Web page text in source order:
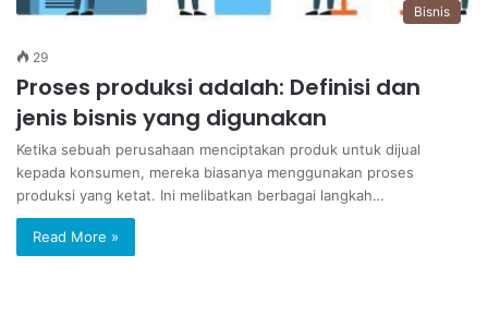
Bisnis
29
Proses produksi adalah: Definisi dan
jenis bisnis yang digunakan
Ketika sebuah perusahaan menciptakan produk untuk dijual
kepada konsumen, mereka biasanya menggunakan proses
produksi yang ketat. Ini melibatkan berbagai langkah…
Read More »